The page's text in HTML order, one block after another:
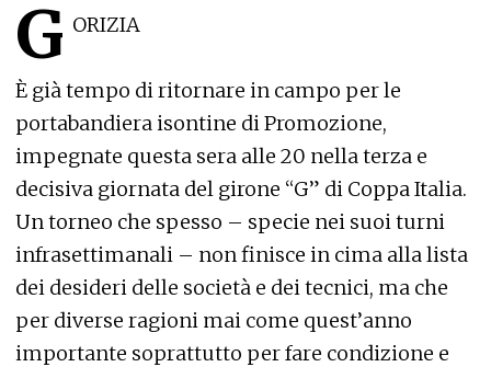
G ORIZIA
È già tempo di ritornare in campo per le
portabandiera isontine di Promozione,
impegnate questa sera alle 20 nella terza e
decisiva giornata del girone “G” di Coppa Italia.
Un torneo che spesso – specie nei suoi turni
infrasettimanali – non finisce in cima alla lista
dei desideri delle società e dei tecnici, ma che
per diverse ragioni mai come quest’anno
importante soprattutto per fare condizione e